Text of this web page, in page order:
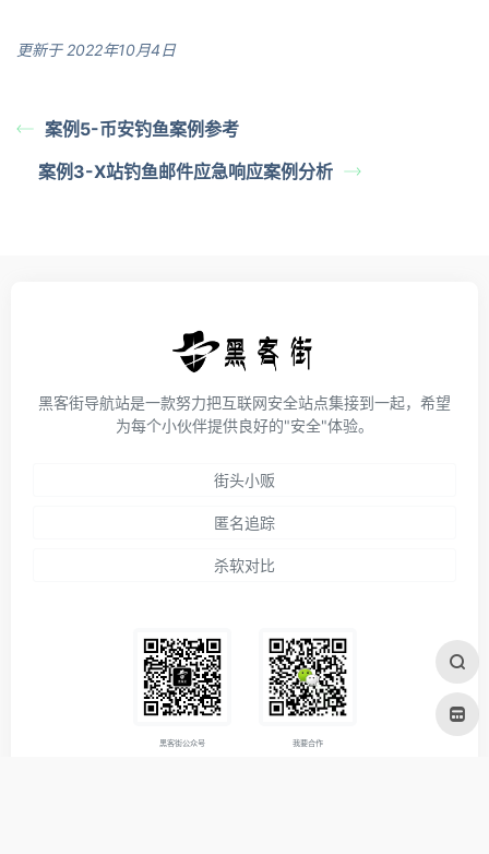
更新于 2022年10月4日
案例5-币安钓鱼案例参考
案例3-X站钓鱼邮件应急响应案例分析
黑客街导航站是一款努力把互联网安全站点集接到一起，希望
为每个小伙伴提供良好的"安全"体验。
街头小贩
匿名追踪
杀软对比
黑客街公众号 我要合作